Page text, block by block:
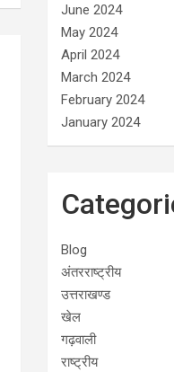
June 2024
May 2024
April 2024
March 2024
February 2024
January 2024
Blog
अंतरराष्ट्रीय
उत्तराखण्ड
खेल
गढ़वाली
राष्ट्रीय